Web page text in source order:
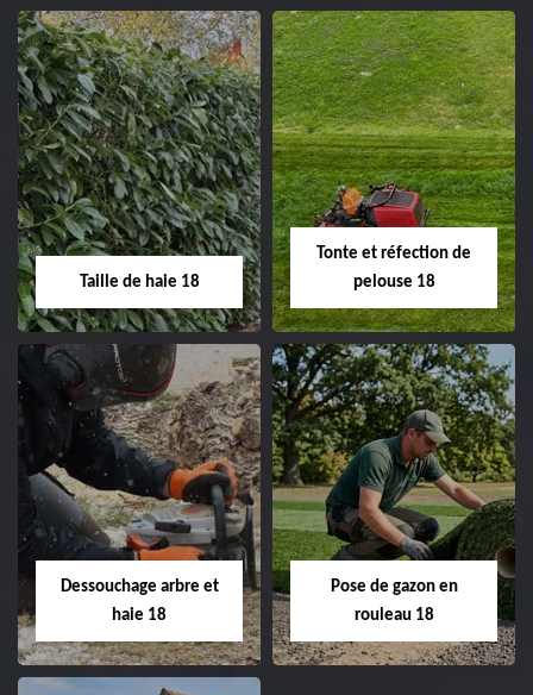
02.52.56.49.40
Elagage d'arbre 18
Entreprise élagage
d'arbre 18 Cher tel:
02.52.56.49.40
Abattage d'arbres
18
Entreprise abattage
Taille de haie 18
Taille de haie 18
Entreprise taille de haie
18 Cher tel:
02.52.56.49.40
Tonte et réfection de
pelouse 18
Tonte et réfection
de pelouse 18
Entreprise tonte et
Cher tel: 02.52.56.49.40
Dessouchage arbre et
haie 18
Pose de gazon en
rouleau 18